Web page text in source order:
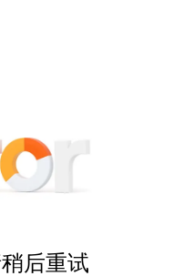
后重试